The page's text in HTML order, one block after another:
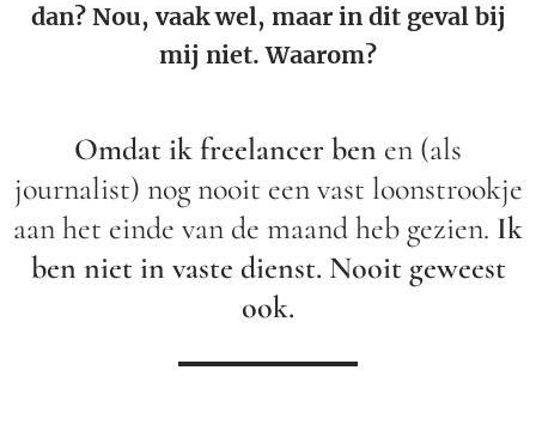
dan? Nou, vaak wel, maar in dit geval bij
mij niet. Waarom?
Omdat ik freelancer ben en (als
journalist) nog nooit een vast loonstrookje
aan het einde van de maand heb gezien. Ik
ben niet in vaste dienst. Nooit geweest
ook.